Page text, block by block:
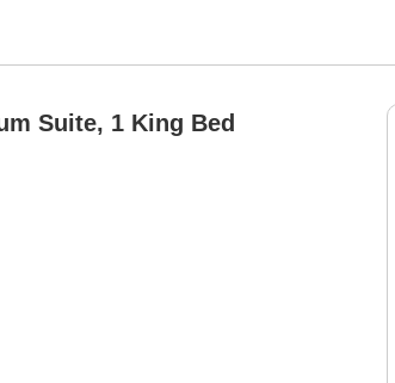
Suite, 1 King Bed